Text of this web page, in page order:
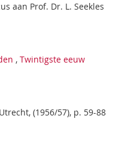
aan Prof. Dr. L. Seekles
, Twintigste eeuw
(1956/57), p. 59-88